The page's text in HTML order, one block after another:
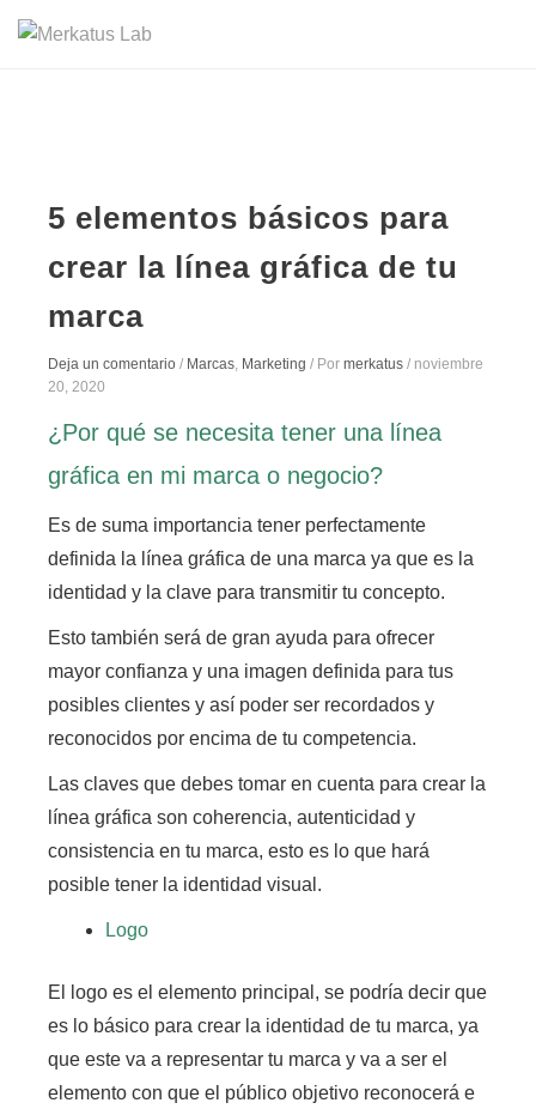
5 elementos básicos para
crear la línea gráfica de tu
marca
Deja un comentario / Marcas, Marketing / Por merkatus / noviembre
20, 2020
¿Por qué se necesita tener una línea
gráfica en mi marca o negocio?
Es de suma importancia tener perfectamente
definida la línea gráfica de una marca ya que es la
identidad y la clave para transmitir tu concepto.
Esto también será de gran ayuda para ofrecer
mayor confianza y una imagen definida para tus
posibles clientes y así poder ser recordados y
reconocidos por encima de tu competencia.
Las claves que debes tomar en cuenta para crear la
línea gráfica son coherencia, autenticidad y
consistencia en tu marca, esto es lo que hará
posible tener la identidad visual.
Logo
El logo es el elemento principal, se podría decir que
es lo básico para crear la identidad de tu marca, ya
que este va a representar tu marca y va a ser el
elemento con que el público objetivo reconocerá e